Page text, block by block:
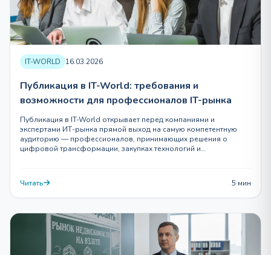
IT-WORLD 16.03.2026
Публикация в IT-World: требования и
возможности для профессионалов IT-рынка
Публикация в IT-World открывает перед компаниями и
экспертами ИТ-рынка прямой выход на самую компетентную
аудиторию — профессионалов, принимающих решения о
цифровой трансформации, закупках технологий и…
Читать 5 мин